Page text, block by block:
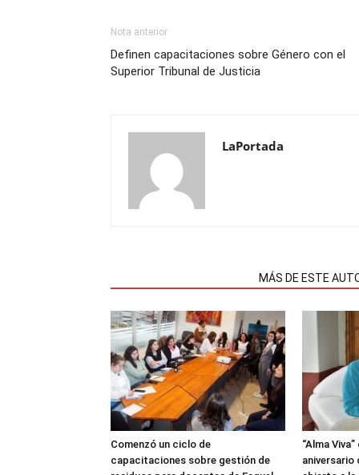
Nota anterior
Definen capacitaciones sobre Género con el
Superior Tribunal de Justicia
LaPortada
MÁS DE ESTE
Comenzó un ciclo de
capacitaciones sobre gestión de
“Alma
aniversario